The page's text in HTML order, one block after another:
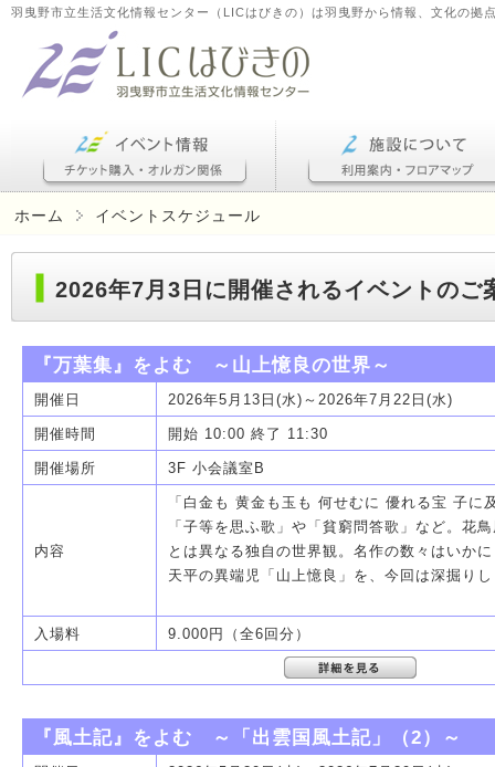
羽曳野市立生活文化情報センター（LICはびきの）は羽曳野から情報、文化の拠
ホーム イベントスケジュール
2026年7月3日に開催されるイベントのご
『万葉集』をよむ ～山上憶良の世界～
開催日 2026年5月13日(水)～2026年7月22日(水)
開催時間 開始 10:00 終了 11:30
開催場所 3F 小会議室B
内容
「白金も 黄金も玉も 何せむに 優れる宝 子
「子等を思ふ歌」や「貧窮問答歌」など。花
とは異なる独自の世界観。名作の数々はいか
天平の異端児「山上憶良」を、今回は深掘り
入場料 9.000円（全6回分）
『風土記』をよむ ～「出雲国風土記」（2）～